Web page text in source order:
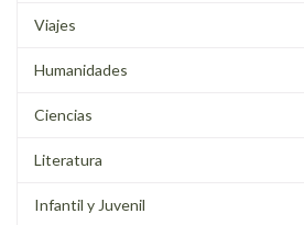
Viajes
Humanidades
Ciencias
Literatura
Infantil y Juvenil